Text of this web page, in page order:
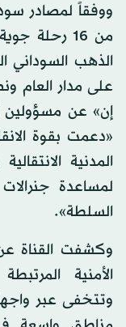
ووفقاً لمصادر
من 16
الذهب السوداني
على مدار العام
إن» عن مسؤولين
«دعمت بقوة
المدنية
لمساعدة
السلطة».
وكشفت القناة
الأمنية
وتتخفى عبر